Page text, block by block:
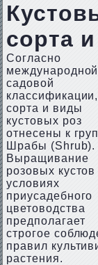
сорта
Согласно
международной
садовой
сорта и виды
кустовых роз
отнесены к
Шрабы (Shrub).
Выращивание
розовых кустов
условиях
приусадебного
цветоводства
предполагает
строгое
правил
растения.